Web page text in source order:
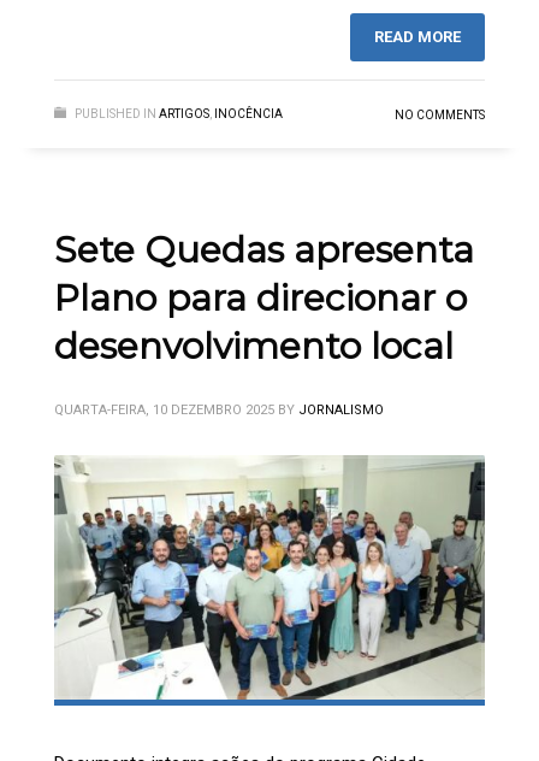
READ MORE
PUBLISHED IN ARTIGOS, INOCÊNCIA NO COMMENTS
Sete Quedas apresenta
Plano para direcionar o
desenvolvimento local
QUARTA-FEIRA, 10 DEZEMBRO 2025 BY JORNALISMO